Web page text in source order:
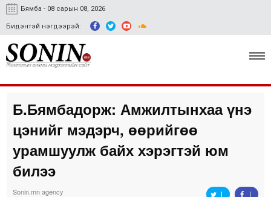
Бямба - 08 сарын 08, 2026
Бидэнтэй нэгдээрэй:
Улс төр, эдийн засаг
Гэмт хэрэг
Нийгэм, соёл
Б.Бямбадорж: Амжилтынхаа үнэ
цэнийг мэдэрч, өөрийгөө
урамшуулж байх хэрэгтэй юм
билээ
Sonin.mn agency